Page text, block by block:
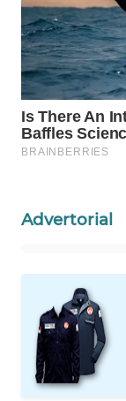
Advertorial
ID
MAWAKA
ID
MARTABAT
NET
LPKKI
LKKI
KOPEKLIN